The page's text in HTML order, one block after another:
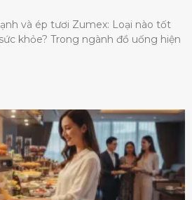
và ép tươi Zumex: Loại nào tốt
khỏe? Trong ngành đồ uống hiện